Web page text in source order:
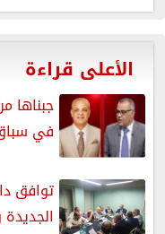
الأعلى قراءة
جبناها
في سباق
توافق